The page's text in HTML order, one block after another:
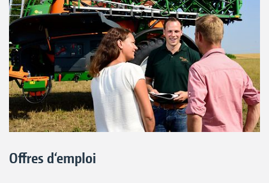
Offres d‘emploi